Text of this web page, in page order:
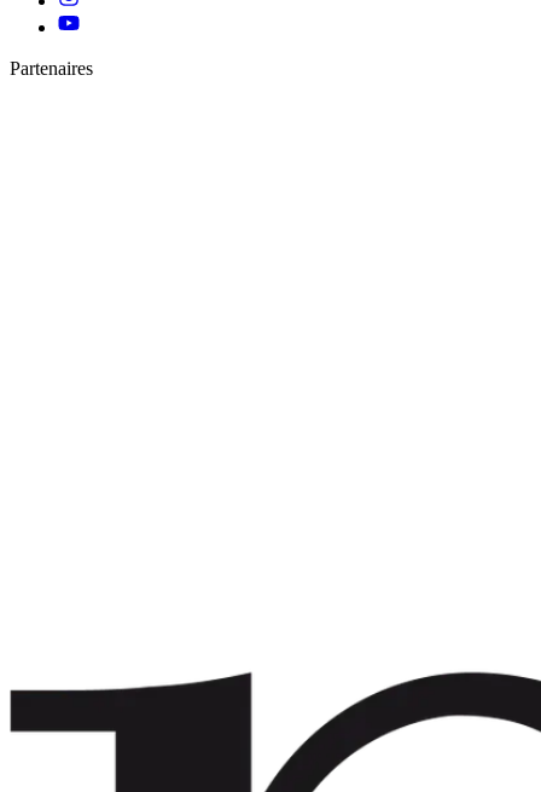
Partenaires